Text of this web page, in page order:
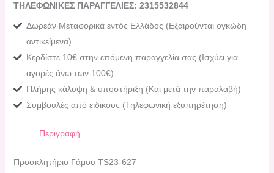
ΤΗΛΕΦΩΝΙΚΕΣ ΠΑΡΑΓΓΕΛΙΕΣ: 2315532844
Δωρεάν Μεταφορικά εντός Ελλάδος (Εξαιρούνται ογκώδη
αντικείμενα)
Κερδίστε 10€ στην επόμενη παραγγελία σας (Ισχύει για
αγορές άνω των 100€)
Πλήρης κάλυψη & υποστήριξη (Και μετά την παραλαβή)
Συμβουλές από ειδικούς (Τηλεφωνική εξυπηρέτηση)
Περιγραφή
Προσκλητήριο Γάμου TS23-627